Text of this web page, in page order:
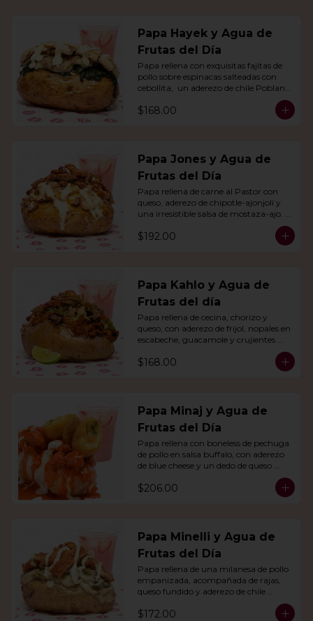
Papa Hayek y Agua de
Frutas del Día
Papa rellena con exquisitas fajitas de
pollo sobre espinacas salteadas con
cebollita,  un aderezo de chile Poblano.
$168.00
Papa Jones y Agua de
Frutas del Día
Papa rellena de carne al Pastor con
queso, aderezo de chipotle-ajonjolí y
una irresistible salsa de mostaza-ajo.
$192.00
Papa Kahlo y Agua de
Frutas del día
Papa rellena de cecina, chorizo y
queso, con aderezo de frijol, nopales en
escabeche, guacamole y crujientes
$168.00
Papa Minaj y Agua de
Frutas del Día
Papa rellena con boneless de pechuga
de pollo en salsa buffalo, con aderezo
de blue cheese y un dedo de queso
relleno de jalapeño. Con agua del día.
$206.00
Papa Minelli y Agua de
Frutas del Día
Papa rellena de una milanesa de pollo
empanizada, acompañada de rajas,
queso fundido y aderezo de chile
día.
$172.00